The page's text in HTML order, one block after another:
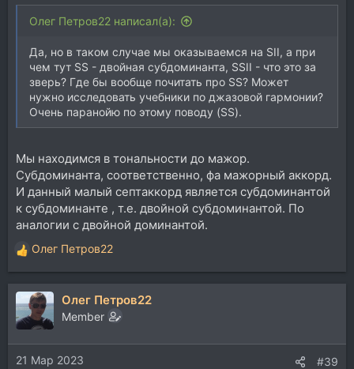
Олег Петров22 написал(а):
Да, но в таком случае мы оказываемся на SII, а при
чем тут SS - двойная субдоминанта, SSII - что это за
зверь? Где бы вообще почитать про SS? Может
нужно исследовать учебники по джазовой гармонии?
Очень паранойю по этому поводу (SS).
Мы находимся в тональности до мажор.
Субдоминанта, соответственно, фа мажорный аккорд.
И данный малый септаккорд является субдоминантой
к субдоминанте , т.е. двойной субдоминантой. По
аналогии с двойной доминантой.
Р
е
а
ц
и
и
:
Олег Петров22
Олег Петров22
Member
21 Мар 2023 #39